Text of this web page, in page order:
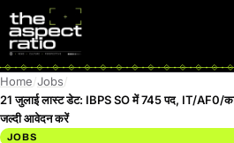
Home Jobs
21 जुलाई लास्ट डेट: IBPS SO में 745 पद, IT/AF0/
जल्दी आवेदन करें
JOBS